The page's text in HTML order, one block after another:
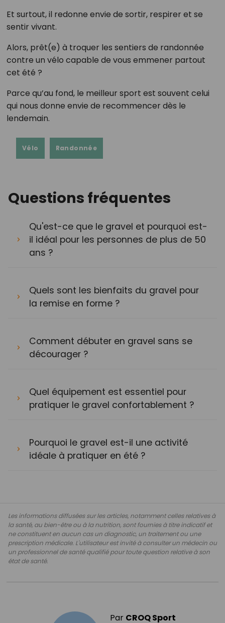
Et surtout, il redonne envie de sortir, respirer et se
sentir vivant.
Alors, prêt(e) à troquer les sentiers de randonnée
contre un vélo capable de vous emmener partout
cet été ?
Parce qu’au fond, le meilleur sport est souvent celui
qui nous donne envie de recommencer dès le
lendemain.
Vélo Randonnée
Questions fréquentes
Qu'est-ce que le gravel et pourquoi est-
il idéal pour les personnes de plus de 50
ans ?
Quels sont les bienfaits du gravel pour
la remise en forme ?
Comment débuter en gravel sans se
décourager ?
Quel équipement est essentiel pour
pratiquer le gravel confortablement ?
Pourquoi le gravel est-il une activité
idéale à pratiquer en été ?
Les informations diffusées sur les articles, notamment celles relatives à
la santé, au bien-être ou à la nutrition, sont fournies à titre indicatif et
ne constituent en aucun cas un diagnostic, un traitement ou une
prescription médicale. L'utilisateur est invité à consulter un médecin ou
un professionnel de santé qualifié pour toute question relative à son
état de santé.
Par CROQ Sport